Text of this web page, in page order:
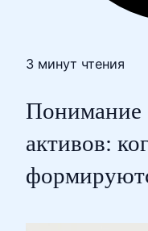
3 минут чтения
Понимание
активов: